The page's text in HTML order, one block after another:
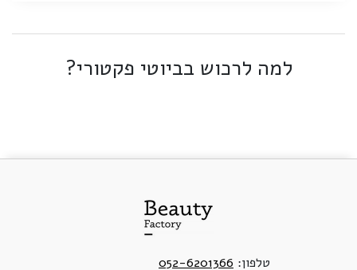
למה לרכוש בביוטי פקטורי?
טלפון: 052-6201366